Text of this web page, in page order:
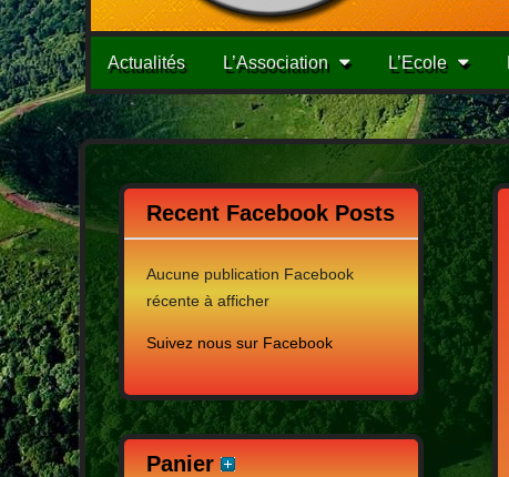
Menu
principale
contenu
Actualités L’Association L’Ecole
Recent Facebook Posts
Aucune publication Facebook
récente à afficher
Suivez nous sur Facebook
Panier